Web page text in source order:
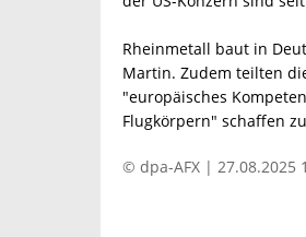
Rheinmetall baut in
Martin. Zudem teilten
"europäisches
Flugkörpern" schaffen
© dpa-AFX | 27.08.2025